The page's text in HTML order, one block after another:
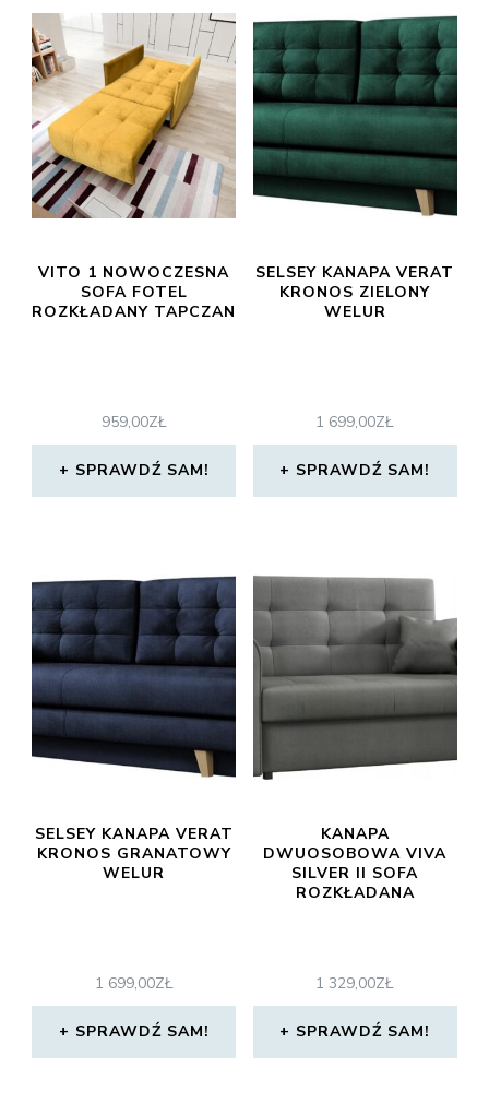
VITO 1 NOWOCZESNA
SOFA FOTEL
ROZKŁADANY TAPCZAN
959,00ZŁ
SPRAWDŹ SAM!
SELSEY KANAPA VERAT
KRONOS ZIELONY
WELUR
1 699,00ZŁ
SPRAWDŹ SAM!
SELSEY KANAPA VERAT
KRONOS GRANATOWY
WELUR
1 699,00ZŁ
SPRAWDŹ SAM!
KANAPA
DWUOSOBOWA VIVA
SILVER II SOFA
ROZKŁADANA
1 329,00ZŁ
SPRAWDŹ SAM!